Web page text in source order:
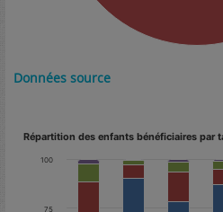
Données source
Répartition des enfants bénéficiaires par
75
100